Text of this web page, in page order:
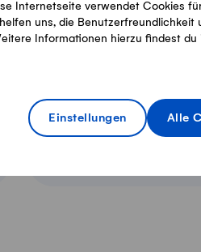
Internetseite verwendet Cookies
helfen uns, die Benutzerfreundlichkeit
Informationen hierzu findest du
Einstellungen Alle
Alles über Lieferung,